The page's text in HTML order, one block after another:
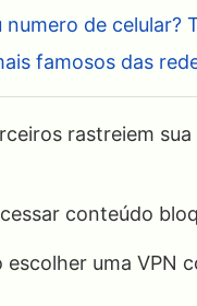
de celular?
famosos das
rastreiem
conteúdo
uma VPN